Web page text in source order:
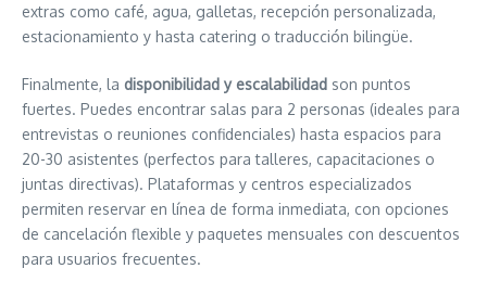
extras como café, agua, galletas, recepción personalizada,
estacionamiento y hasta catering o traducción bilingüe.
Finalmente, la disponibilidad y escalabilidad son puntos
fuertes. Puedes encontrar salas para 2 personas (ideales para
entrevistas o reuniones confidenciales) hasta espacios para
20-30 asistentes (perfectos para talleres, capacitaciones o
juntas directivas). Plataformas y centros especializados
permiten reservar en línea de forma inmediata, con opciones
de cancelación flexible y paquetes mensuales con descuentos
para usuarios frecuentes.